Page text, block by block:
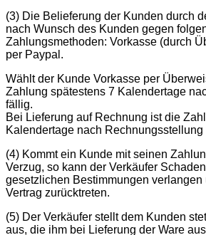
(3) Die Belieferung der Kunden durch
nach Wunsch des Kunden gegen
Zahlungsmethoden: Vorkasse (durch
per Paypal.
Wählt der Kunde Vorkasse per
Zahlung spätestens 7 Kalendertage
fällig.
Bei Lieferung auf Rechnung ist die
Kalendertage nach Rechnungsstellung
(4) Kommt ein Kunde mit seinen
Verzug, so kann der Verkäufer
gesetzlichen Bestimmungen verlangen
Vertrag zurücktreten.
(5) Der Verkäufer stellt dem Kunden
aus, die ihm bei Lieferung der Ware